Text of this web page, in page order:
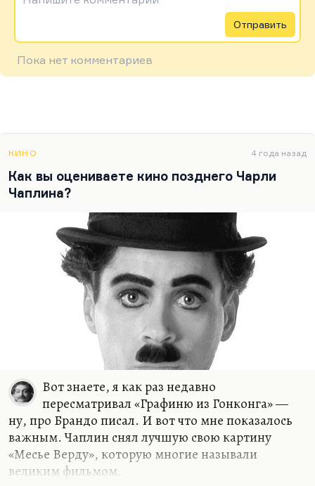
Отправить
Пока нет комментариев
КИНО 4 года назад
Как вы оцениваете кино позднего Чарли
Чаплина?
Вот знаете, я как раз недавно
пересматривал «Графиню из Гонконга» —
ну, про Брандо писал. И вот что мне показалось
важным. Чаплин снял лучшую свою картину
«Месье Верду», которую многие называли
великим фильмом.